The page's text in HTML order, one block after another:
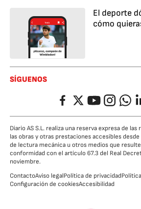
El deporte
cómo
SÍGUENOS
FacebookTwitterYouTubeInstagram
Diario AS S.L. realiza una reserva expresa de
las obras y otras prestaciones accesibles
de lectura mecánica u otros medios que
conformidad con el artículo 67.3 del Real
noviembre.
ContactoAviso legalPolítica de privacidad
Configuración de cookiesAccesibilidad